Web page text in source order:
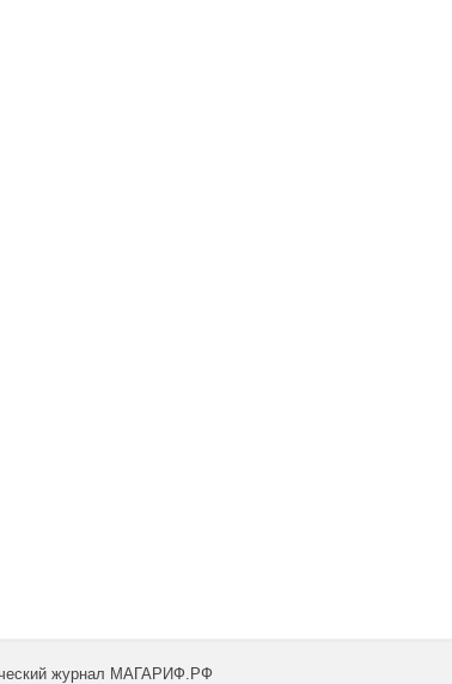
журнал МАГАРИФ.РФ